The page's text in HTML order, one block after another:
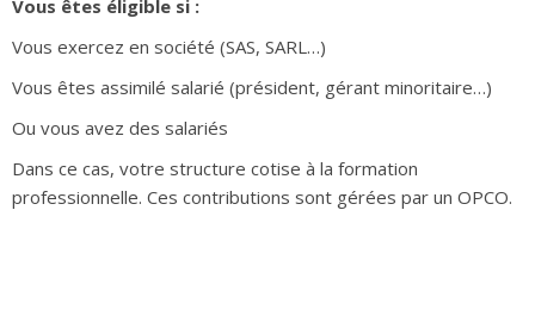
Vous êtes éligible si :
Vous exercez en société (SAS, SARL…)
Vous êtes assimilé salarié (président, gérant minoritaire…)
Ou vous avez des salariés
Dans ce cas, votre structure cotise à la formation
professionnelle. Ces contributions sont gérées par un OPCO.